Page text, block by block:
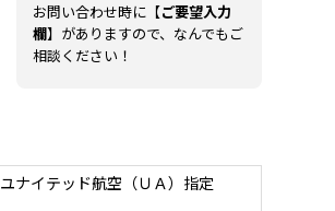
お問い合わせ時に【ご要望入力
欄】がありますので、なんでもご
相談ください！
ユナイテッド航空（ＵＡ）指定